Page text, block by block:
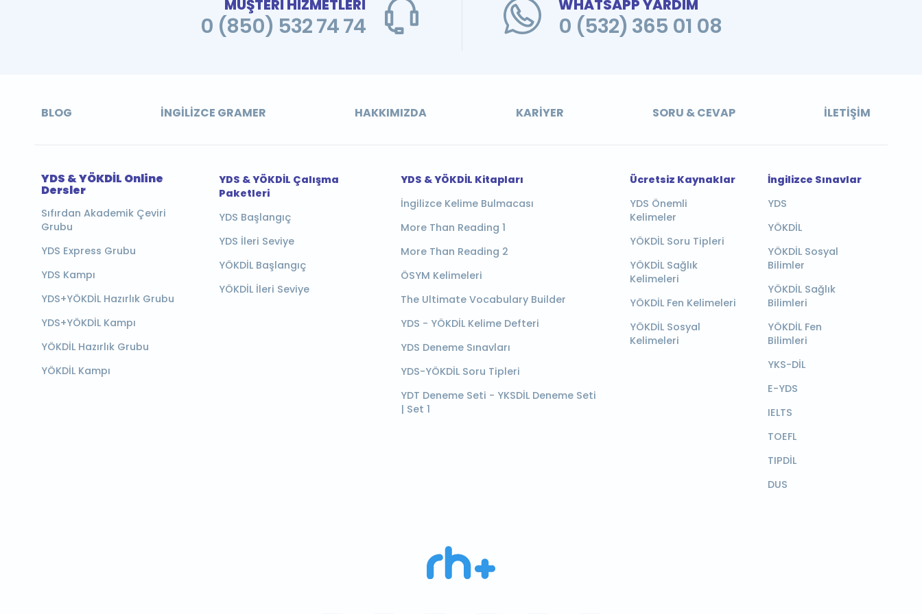
MÜŞTERİ HİZMETLERİ
0 (850) 532 74 74
WHATSAPP YARDIM
0 (532) 365 01 08
BLOG İNGILIZCE GRAMER HAKKIMIZDA KARIYER SORU & CEVAP İLETIŞIM
YDS & YÖKDİL Online
Dersler
Sıfırdan Akademik Çeviri
Grubu
YDS Express Grubu
YDS Kampı
YDS+YÖKDİL Hazırlık Grubu
YDS+YÖKDİL Kampı
YÖKDİL Hazırlık Grubu
YÖKDİL Kampı
YDS & YÖKDİL Çalışma
Paketleri
YDS Başlangıç
YDS İleri Seviye
YÖKDİL Başlangıç
YÖKDİL İleri Seviye
YDS & YÖKDİL Kitapları
İngilizce Kelime Bulmacası
More Than Reading 1
More Than Reading 2
ÖSYM Kelimeleri
The Ultimate Vocabulary Builder
YDS - YÖKDİL Kelime Defteri
YDS Deneme Sınavları
YDS-YÖKDİL Soru Tipleri
YDT Deneme Seti - YKSDİL Deneme Seti
| Set 1
Ücretsiz Kaynaklar
YDS Önemli
Kelimeler
YÖKDİL Soru Tipleri
YÖKDİL Sağlık
Kelimeleri
YÖKDİL Fen Kelimeleri
YÖKDİL Sosyal
Kelimeleri
İngilizce Sınavlar
YDS
YÖKDİL
YÖKDİL Sosyal
Bilimler
YÖKDİL Sağlık
Bilimleri
YÖKDİL Fen
Bilimleri
YKS-DİL
E-YDS
IELTS
TOEFL
TIPDİL
DUS